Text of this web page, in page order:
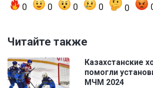
0 0 0 0 0
Читайте также
Казахстанские
помогли
МЧМ 2024